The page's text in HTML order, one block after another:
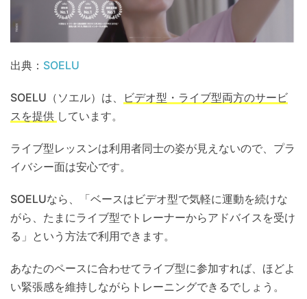
出典： SOELU
SOELU（ソエル）は、
ビデオ型・ライブ型両方のサービ
スを提供 しています。
ライブ型レッスンは利用者同士の姿が見えないので、プラ
イバシー面は安心です。
SOELUなら、「ベースはビデオ型で気軽に運動を続けな
がら、たまにライブ型でトレーナーからアドバイスを受け
る」という方法で利用できます。
あなたのペースに合わせてライブ型に参加すれば、ほどよ
い緊張感を維持しながらトレーニングできるでしょう。